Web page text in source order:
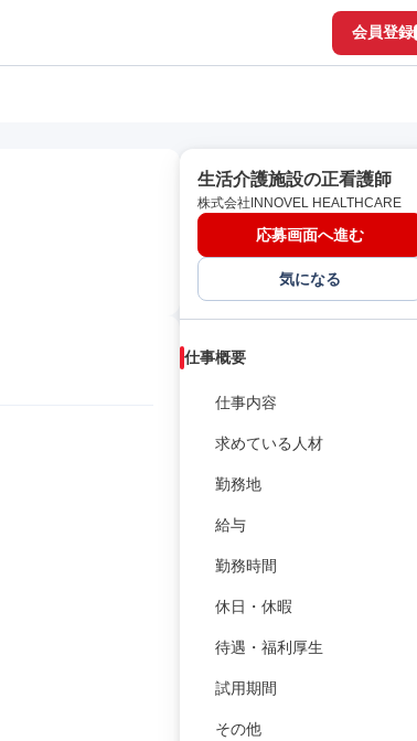
会員登録
生活介護施設の正看護師
株式会社INNOVEL HEALTHCARE
応募画面へ進む
気になる
仕事概要
仕事内容
求めている人材
勤務地
給与
勤務時間
休日・休暇
待遇・福利厚生
試用期間
その他